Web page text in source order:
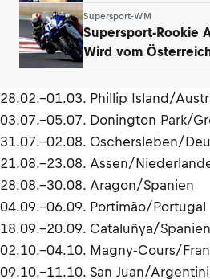
Supersport-WM
Supersport-Rookie
Wird vom
28.02.–01.03. Phillip Island/
03.07.–05.07. Donington Park/
31.07.–02.08. Oschersleben/
21.08.–23.08. Assen/
28.08.–30.08. Aragon/Spanien
04.09.–06.09. Portimão/Portugal
18.09.–20.09. Cataluñya/Spanien
02.10.–04.10. Magny-Cours/
09.10.–11.10. San Juan/